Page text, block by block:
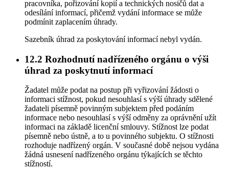
pracovníka, pořizování kopií a technických nosičů dat a
odesílání informací, přičemž vydání informace se může
podmínit zaplacením úhrady.
Sazebník úhrad za poskytování informací nebyl vydán.
12.2 Rozhodnutí nadřízeného orgánu o výši
úhrad za poskytnutí informací
Žadatel může podat na postup při vyřizování žádosti o
informaci stížnost, pokud nesouhlasí s výší úhrady sdělené
žadateli písemně povinným subjektem před podáním
informace nebo nesouhlasí s výší odměny za oprávnění užít
informaci na základě licenční smlouvy. Stížnost lze podat
písemně nebo ústně, a to u povinného subjektu. O stížnosti
rozhoduje nadřízený orgán. V současné době nejsou vydána
žádná usnesení nadřízeného orgánu týkajících se těchto
stížností.